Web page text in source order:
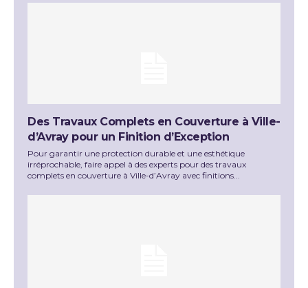
Des Travaux Complets en Couverture à Ville-
d’Avray pour un Finition d’Exception
Pour garantir une protection durable et une esthétique
irréprochable, faire appel à des experts pour des travaux
complets en couverture à Ville-d’Avray avec finitions...